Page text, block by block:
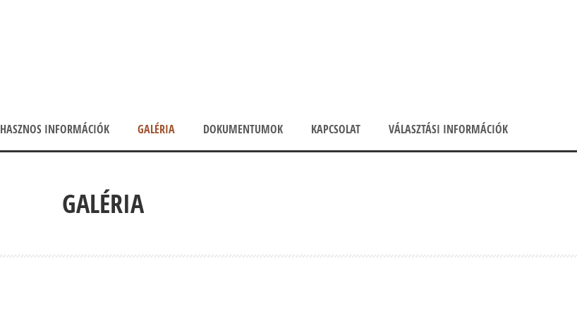
HASZNOS INFORMÁCIÓK GALÉRIA DOKUMENTUMOK KAPCSOLAT VÁLASZTÁSI INFORMÁCIÓK
GALÉRIA